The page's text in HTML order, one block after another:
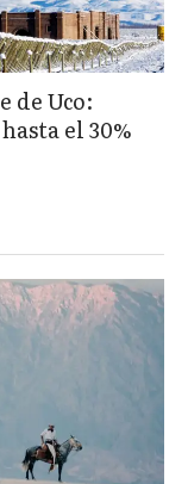
de Uco:
el 30%